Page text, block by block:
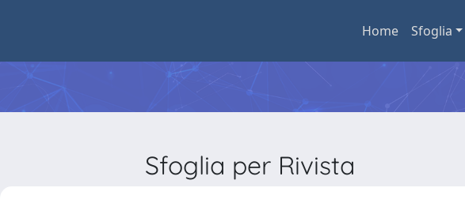
Home Sfoglia
Sfoglia per Rivista